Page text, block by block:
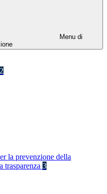
Menu di
la prevenzione della
trasparenza 3